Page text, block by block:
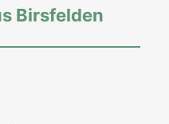
Birsfelden